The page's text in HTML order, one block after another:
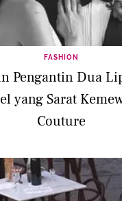
FASHION
Pengantin Dua
yang Sarat
Couture